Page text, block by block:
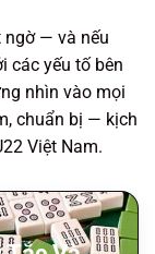
ngờ — và nếu
các yếu tố bên
nhìn vào mọi
chuẩn bị — kịch
Việt Nam.